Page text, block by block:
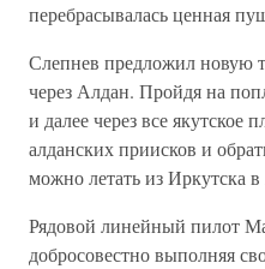
перебрасывалась ценная
Слепнев предложил новую
через Алдан. Пройдя на
и далее через все якутское
алданских приисков и
можно летать из Иркутска
Рядовой линейный пилот
добросовестно выполняя